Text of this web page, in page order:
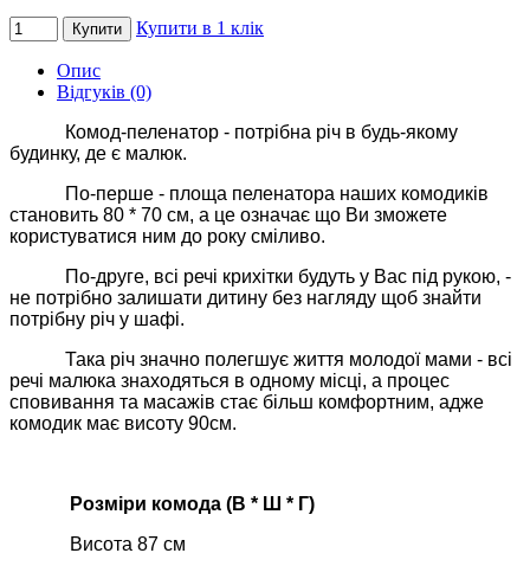
Купити Купити в 1 клік
Опис
Відгуків (0)
Комод-пеленатор - потрібна річ в будь-якому
будинку, де є малюк.
По-перше - площа пеленатора наших комодиків
становить 80 * 70 см, а це означає що Ви зможете
користуватися ним до року сміливо.
По-друге, всі речі крихітки будуть у Вас під рукою, -
не потрібно залишати дитину без нагляду щоб знайти
потрібну річ у шафі.
Така річ значно полегшує життя молодої мами - всі
речі малюка знаходяться в одному місці, а процес
сповивання та масажів стає більш комфортним, адже
комодик має висоту 90см.
Розміри комода (В * Ш * Г)
Висота 87 см